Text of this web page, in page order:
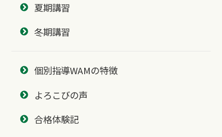
夏期講習
冬期講習
個別指導WAMの特徴
よろこびの声
合格体験記